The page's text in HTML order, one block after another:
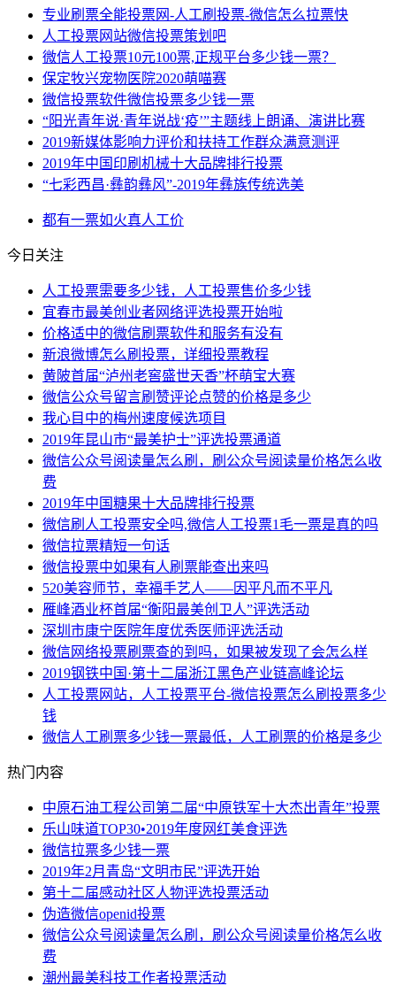
专业刷票全能投票网-人工刷投票-微信怎么拉票快
人工投票网站微信投票策划吧
微信人工投票10元100票,正规平台多少钱一票？
保定牧兴宠物医院2020萌喵赛
微信投票软件微信投票多少钱一票
“阳光青年说·青年说战‘疫’”主题线上朗诵、演讲比赛
2019新媒体影响力评价和扶持工作群众满意测评
2019年中国印刷机械十大品牌排行投票
“七彩西昌·彝韵彝风”-2019年彝族传统选美
都有一票如火真人工价
今日关注
人工投票需要多少钱，人工投票售价多少钱
宜春市最美创业者网络评选投票开始啦
价格适中的微信刷票软件和服务有没有
新浪微博怎么刷投票，详细投票教程
黄陂首届“泸州老窖盛世天香”杯萌宝大赛
微信公众号留言刷赞评论点赞的价格是多少
我心目中的梅州速度候选项目
2019年昆山市“最美护士”评选投票通道
微信公众号阅读量怎么刷，刷公众号阅读量价格怎么收
费
2019年中国糖果十大品牌排行投票
微信刷人工投票安全吗,微信人工投票1毛一票是真的吗
微信拉票精短一句话
微信投票中如果有人刷票能查出来吗
520美容师节，幸福手艺人——因平凡而不平凡
雁峰酒业杯首届“衡阳最美创卫人”评选活动
深圳市康宁医院年度优秀医师评选活动
微信网络投票刷票查的到吗，如果被发现了会怎么样
2019钢铁中国·第十二届浙江黑色产业链高峰论坛
人工投票网站，人工投票平台-微信投票怎么刷投票多少
钱
微信人工刷票多少钱一票最低，人工刷票的价格是多少
热门内容
中原石油工程公司第二届“中原铁军十大杰出青年”投票
乐山味道TOP30•2019年度网红美食评选
微信拉票多少钱一票
2019年2月青岛“文明市民”评选开始
第十二届感动社区人物评选投票活动
伪造微信openid投票
微信公众号阅读量怎么刷，刷公众号阅读量价格怎么收
费
潮州最美科技工作者投票活动